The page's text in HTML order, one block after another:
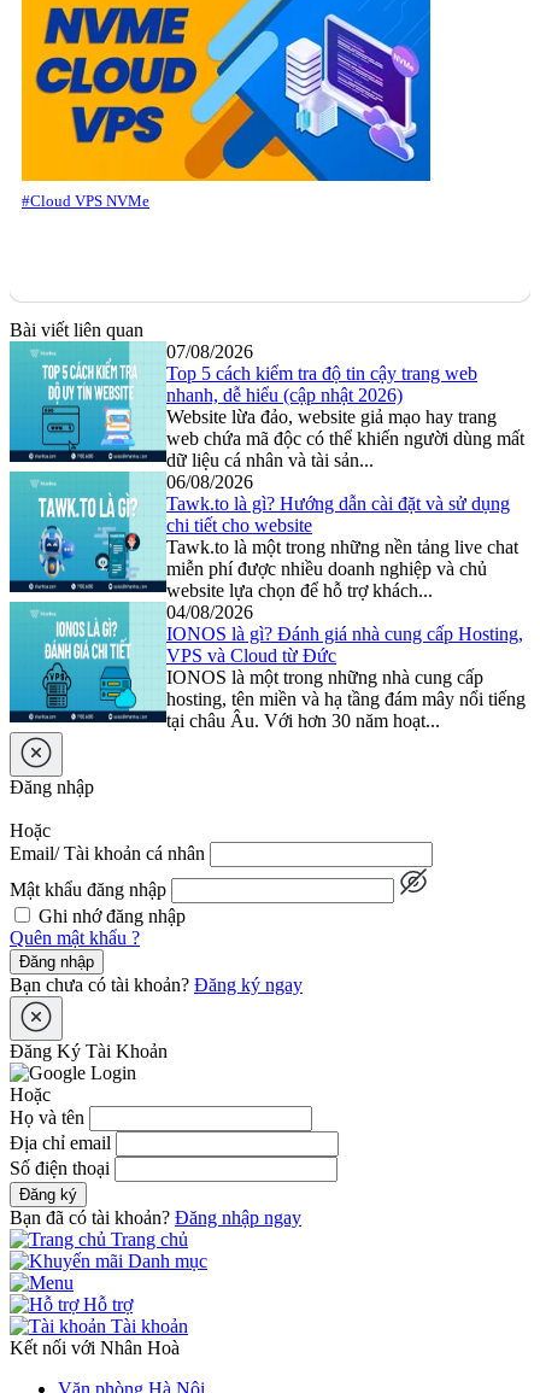
#Cloud VPS NVMe
Bài viết liên quan
07/08/2026
Top 5 cách kiểm tra độ tin cậy trang web
nhanh, dễ hiểu (cập nhật 2026)
Website lừa đảo, website giả mạo hay trang
web chứa mã độc có thể khiến người dùng mất
dữ liệu cá nhân và tài sản...
06/08/2026
Tawk.to là gì? Hướng dẫn cài đặt và sử dụng
chi tiết cho website
Tawk.to là một trong những nền tảng live chat
miễn phí được nhiều doanh nghiệp và chủ
website lựa chọn để hỗ trợ khách...
04/08/2026
IONOS là gì? Đánh giá nhà cung cấp Hosting,
VPS và Cloud từ Đức
IONOS là một trong những nhà cung cấp
hosting, tên miền và hạ tầng đám mây nổi tiếng
tại châu Âu. Với hơn 30 năm hoạt...
Đăng nhập
Hoặc
Email/ Tài khoản cá nhân
Mật khẩu đăng nhập
Ghi nhớ đăng nhập
Quên mật khẩu ?
Đăng nhập
Bạn chưa có tài khoản? Đăng ký ngay
Đăng Ký Tài Khoản
Hoặc
Họ và tên
Địa chỉ email
Số điện thoại
Đăng ký
Bạn đã có tài khoản? Đăng nhập ngay
Trang chủ
Danh mục
Hỗ trợ
Tài khoản
Kết nối với Nhân Hoà
Văn phòng Hà Nội